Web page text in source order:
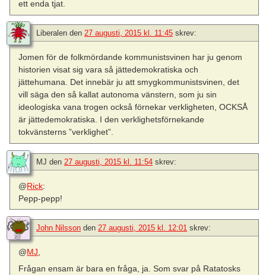
ett enda tjat.
Liberalen den 27 augusti, 2015 kl. 11:45 skrev:
Jomen för de folkmördande kommunistsvinen har ju genom
historien visat sig vara så jättedemokratiska och
jättehumana. Det innebär ju att smygkommunistsvinen, det
vill säga den så kallat autonoma vänstern, som ju sin
ideologiska vana trogen också förnekar verkligheten, OCKSÅ
är jättedemokratiska. I den verklighetsförnekande
tokvänsterns ”verklighet”.
MJ den 27 augusti, 2015 kl. 11:54 skrev:
@Rick:
Pepp-pepp!
John Nilsson den 27 augusti, 2015 kl. 12:01 skrev:
@MJ
Frågan ensam är bara en fråga, ja. Som svar på Ratatosks